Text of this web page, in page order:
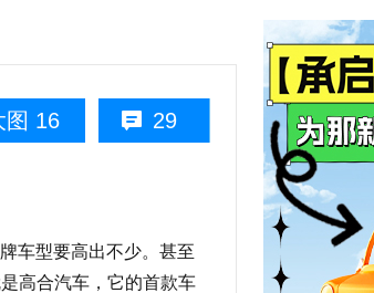
29
图 16
车型要高出不少。甚至
高合汽车，它的首款车